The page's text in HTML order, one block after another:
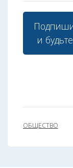
и
ОБЩЕСТВО